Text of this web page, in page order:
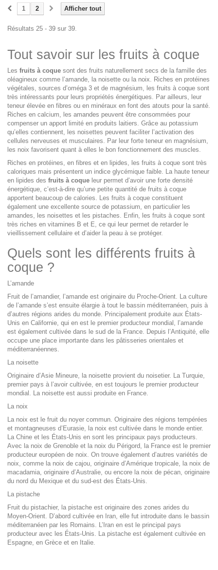
Afficher tout
1 2
Résultats 25 - 39 sur 39.
Tout savoir sur les fruits à coque
Les fruits à coque sont des fruits naturellement secs de la famille des
oléagineux comme l’amande, la noisette ou la noix. Riches en protéines
végétales, sources d’oméga 3 et de magnésium, les fruits à coque sont
très intéressants pour leurs propriétés énergétiques. Par ailleurs, leur
teneur élevée en fibres ou en minéraux en font des atouts pour la santé.
Riches en calcium, les amandes peuvent être consommées pour
compenser un apport limité en produits laitiers. Grâce au potassium
qu’elles contiennent, les noisettes peuvent faciliter l’activation des
cellules nerveuses et musculaires. Par leur forte teneur en magnésium,
les noix favorisent quant à elles le bon fonctionnement des muscles.
Riches en protéines, en fibres et en lipides, les fruits à coque sont très
caloriques mais présentent un indice glycémique faible. La haute teneur
en lipides des fruits à coque leur permet d’avoir une forte densité
énergétique, c’est-à-dire qu’une petite quantité de fruits à coque
apportent beaucoup de calories. Les fruits à coque constituent
également une excellente source de potassium, en particulier les
amandes, les noisettes et les pistaches. Enfin, les fruits à coque sont
très riches en vitamines B et E, ce qui leur permet de retarder le
vieillissement cellulaire et d’aider la peau à se protéger.
Quels sont les différents fruits à
coque ?
L’amande
Fruit de l’amandier, l’amande est originaire du Proche-Orient. La culture
de l’amande s’est ensuite élargie à tout le bassin méditerranéen, puis à
d’autres régions arides du monde. Principalement produite aux États-
Unis en Californie, qui en est le premier producteur mondial, l’amande
est également cultivée dans le sud de la France. Depuis l’Antiquité, elle
occupe une place importante dans les pâtisseries orientales et
méditerranéennes.
La noisette
Originaire d’Asie Mineure, la noisette provient du noisetier. La Turquie,
premier pays à l’avoir cultivée, en est toujours le premier producteur
mondial. La noisette est aussi produite en France.
La noix
La noix est le fruit du noyer commun. Originaire des régions tempérées
et montagneuses d’Eurasie, la noix est cultivée dans le monde entier.
La Chine et les États-Unis en sont les principaux pays producteurs.
Avec la noix de Grenoble et la noix du Périgord, la France est le premier
producteur européen de noix. On trouve également d’autres variétés de
noix, comme la noix de cajou, originaire d’Amérique tropicale, la noix de
macadamia, originaire d’Australie, ou encore la noix de pécan, originaire
du nord du Mexique et du sud-est des États-Unis.
La pistache
Fruit du pistachier, la pistache est originaire des zones arides du
Moyen-Orient. D’abord cultivée en Iran, elle fut introduite dans le bassin
méditerranéen par les Romains. L’Iran en est le principal pays
producteur avec les États-Unis. La pistache est également cultivée en
Espagne, en Grèce et en Italie.